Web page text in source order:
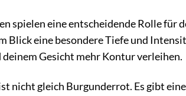
spielen eine entscheidende Rolle für
Blick eine besondere Tiefe und
Gesicht mehr Kontur verleihen.
nicht gleich Burgunderrot. Es gibt